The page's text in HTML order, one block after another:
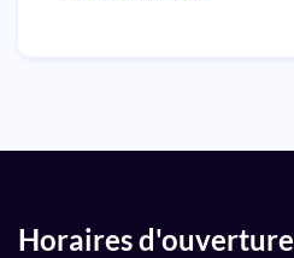
Horaires d'ouverture